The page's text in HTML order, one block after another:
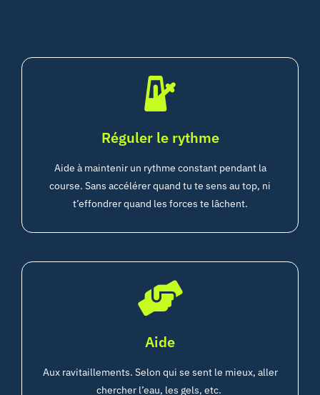
Réguler le rythme
Aide à maintenir un rythme constant pendant la
course. Sans accélérer quand tu te sens au top, ni
t’effondrer quand les forces te lâchent.
Aide
Aux ravitaillements. Selon qui se sent le mieux, aller
chercher l’eau, les gels, etc.